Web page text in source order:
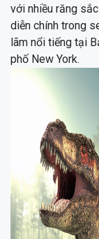
với nhiều răng sắc
diễn chính trong
lãm nổi tiếng tại
phố New York.